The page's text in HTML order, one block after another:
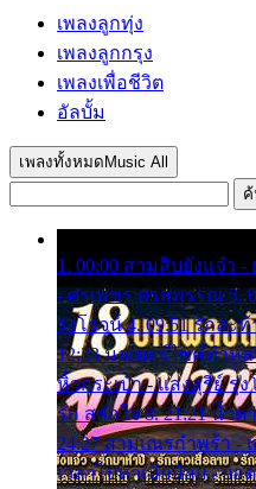
เพลงลูกทุ่ง
เพลงลูกกรุง
เพลงเพื่อชีวิต
อัลบั้ม
เพลงทั้งหมด Music All
1. 00:00 สามสิบยังแจ๋ว
- ศรเพชร ศรสุพรรณ 3.
รุ่งโรจน์ 4. 09:51 รักสะ
12:23 มอเตอร์ไซค์ทำห
หิ้วกระเป๋า - แสงสุรีย์ รุ่ง
รัก สลักใจ 8. 21:21 น้ำ
24:27 สามเณรกำพร้า -
เวลาไปหาเมียน้อย - ยอ